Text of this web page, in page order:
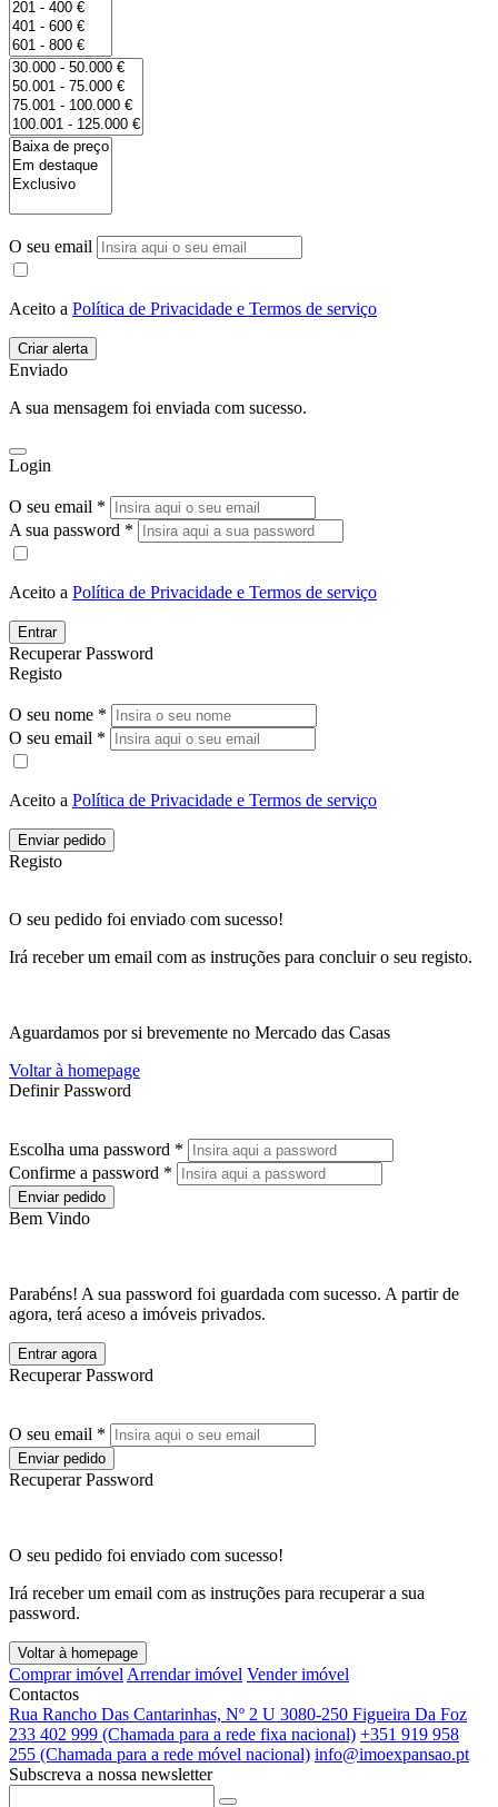
O seu email
Aceito a Política de Privacidade e Termos de serviço
Enviado
A sua mensagem foi enviada com sucesso.
Login
O seu email *
A sua password *
Aceito a Política de Privacidade e Termos de serviço
Entrar
Recuperar Password
Registo
O seu nome *
O seu email *
Aceito a Política de Privacidade e Termos de serviço
Enviar pedido
Registo
O seu pedido foi enviado com sucesso!
Irá receber um email com as instruções para concluir o seu registo.
Aguardamos por si brevemente no Mercado das Casas
Voltar à homepage
Definir Password
Escolha uma password *
Confirme a password *
Enviar pedido
Bem Vindo
Parabéns! A sua password foi guardada com sucesso. A partir de
agora, terá aceso a imóveis privados.
Entrar agora
Recuperar Password
O seu email *
Enviar pedido
Recuperar Password
O seu pedido foi enviado com sucesso!
Irá receber um email com as instruções para recuperar a sua
password.
Voltar à homepage
Comprar imóvel Arrendar imóvel Vender imóvel
Contactos
Rua Rancho Das Cantarinhas, Nº 2 U 3080-250 Figueira Da Foz
233 402 999 (Chamada para a rede fixa nacional) +351 919 958
255 (Chamada para a rede móvel nacional) info@imoexpansao.pt
Subscreva a nossa newsletter